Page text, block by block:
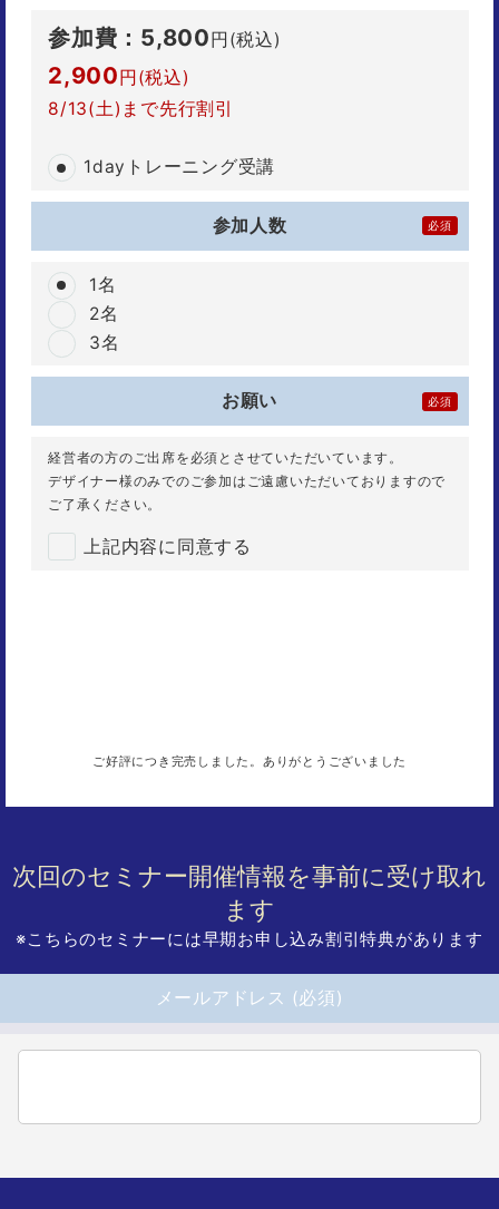
参加費：5,800円(税込)
2,900円(税込)
8/13(土)まで先行割引
1dayトレーニング受講
参加人数 必須
1名
2名
3名
お願い 必須
経営者の方のご出席を必須とさせていただいています。
デザイナー様のみでのご参加はご遠慮いただいておりますので
ご了承ください。
上記内容に同意する
ご好評につき完売しました。ありがとうございました
次回のセミナー開催情報を事前に受け取れ
ます
※こちらのセミナーには早期お申し込み割引特典があります
メールアドレス (必須)